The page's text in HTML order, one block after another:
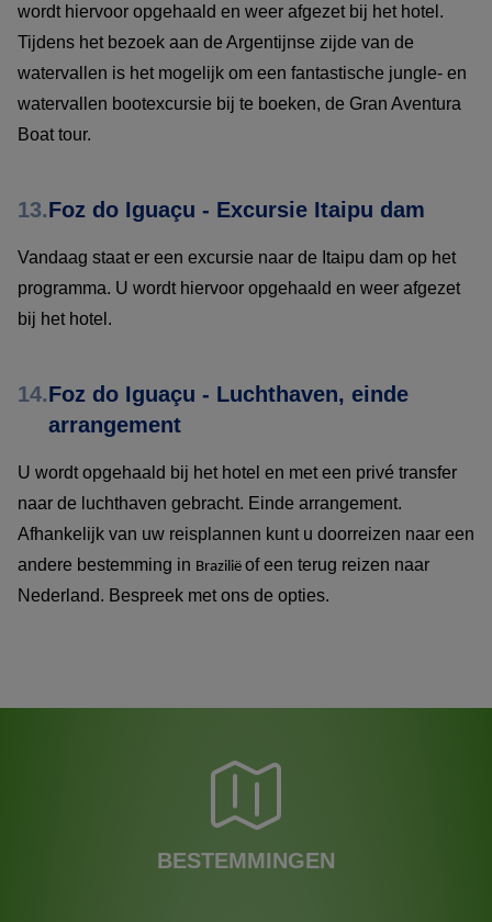
wordt hiervoor opgehaald en weer afgezet bij het hotel.
Tijdens het bezoek aan de Argentijnse zijde van de
watervallen is het mogelijk om een fantastische jungle- en
watervallen bootexcursie bij te boeken, de Gran Aventura
Boat tour.
13.Foz do Iguaçu - Excursie Itaipu dam
Vandaag staat er een excursie naar de Itaipu dam op het
programma. U wordt hiervoor opgehaald en weer afgezet
bij het hotel.
14.Foz do Iguaçu - Luchthaven, einde
arrangement
U wordt opgehaald bij het hotel en met een privé transfer
naar de luchthaven gebracht. Einde arrangement.
Afhankelijk van uw reisplannen kunt u doorreizen naar een
andere bestemming in Brazilië of een terug reizen naar
Nederland. Bespreek met ons de opties.
BESTEMMINGEN